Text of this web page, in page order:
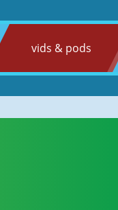
vids & pods